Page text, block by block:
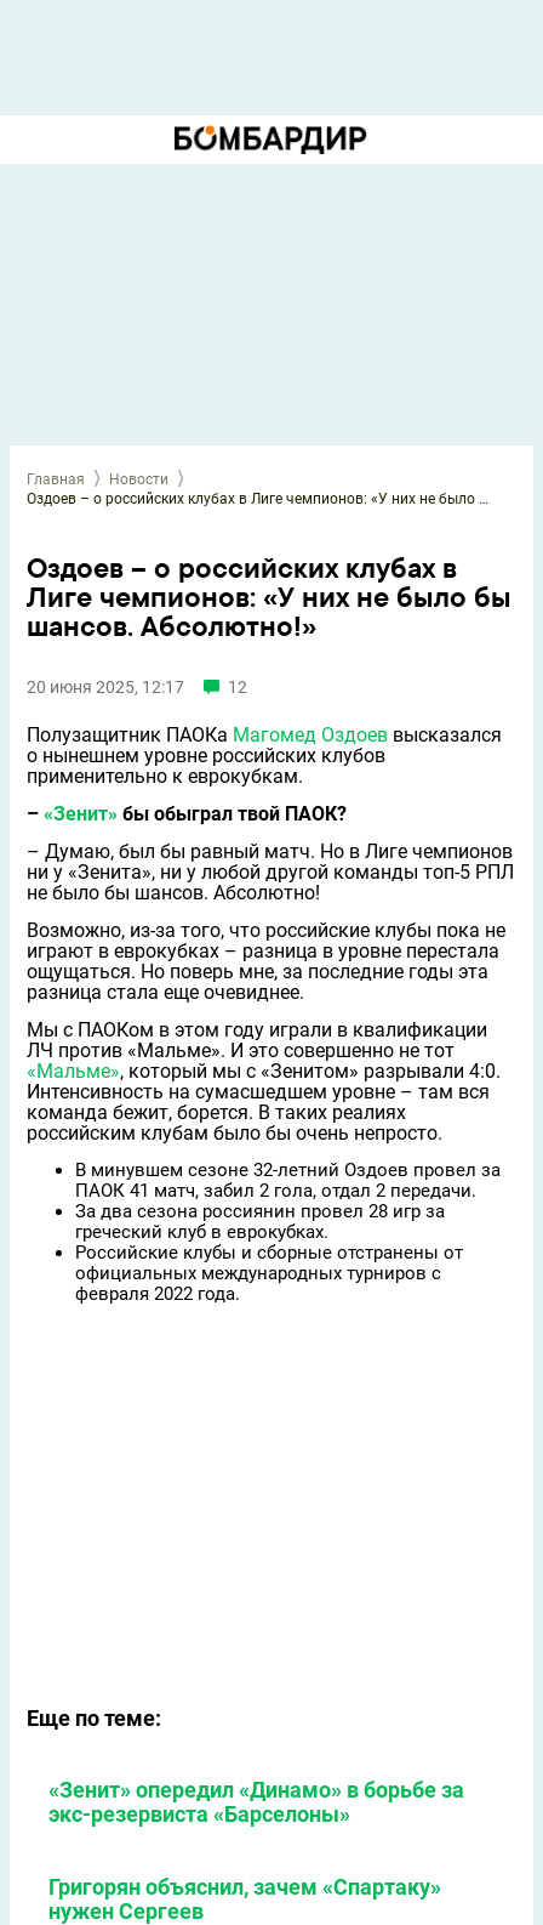
Главная
Новости
Оздоев – о российских клубах в Лиге чемпионов: «У них не было бы шансов. Абсолютно!»
Оздоев – о российских клубах в
Лиге чемпионов: «У них не было бы
шансов. Абсолютно!»
20 июня 2025, 12:17 12
Полузащитник ПАОКа Магомед Оздоев высказался
о нынешнем уровне российских клубов
применительно к еврокубкам.
– «Зенит» бы обыграл твой ПАОК?
– Думаю, был бы равный матч. Но в Лиге чемпионов
ни у «Зенита», ни у любой другой команды топ-5 РПЛ
не было бы шансов. Абсолютно!
Возможно, из-за того, что российские клубы пока не
играют в еврокубках – разница в уровне перестала
ощущаться. Но поверь мне, за последние годы эта
разница стала еще очевиднее.
Мы с ПАОКом в этом году играли в квалификации
ЛЧ против «Мальме». И это совершенно не тот
«Мальме», который мы с «Зенитом» разрывали 4:0.
Интенсивность на сумасшедшем уровне – там вся
команда бежит, борется. В таких реалиях
российским клубам было бы очень непросто.
В минувшем сезоне 32-летний Оздоев провел за
ПАОК 41 матч, забил 2 гола, отдал 2 передачи.
За два сезона россиянин провел 28 игр за
греческий клуб в еврокубках.
Российские клубы и сборные отстранены от
официальных международных турниров с
февраля 2022 года.
Еще по теме:
«Зенит» опередил «Динамо» в борьбе за
экс-резервиста «Барселоны»
Григорян объяснил, зачем «Спартаку»
нужен Сергеев